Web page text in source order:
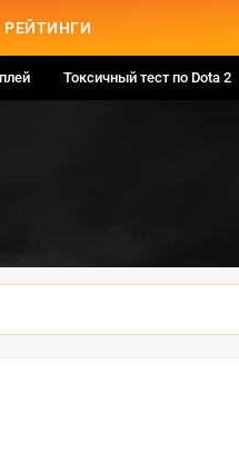
РЕЙТИНГИ
Токсичный тест по Dota 2